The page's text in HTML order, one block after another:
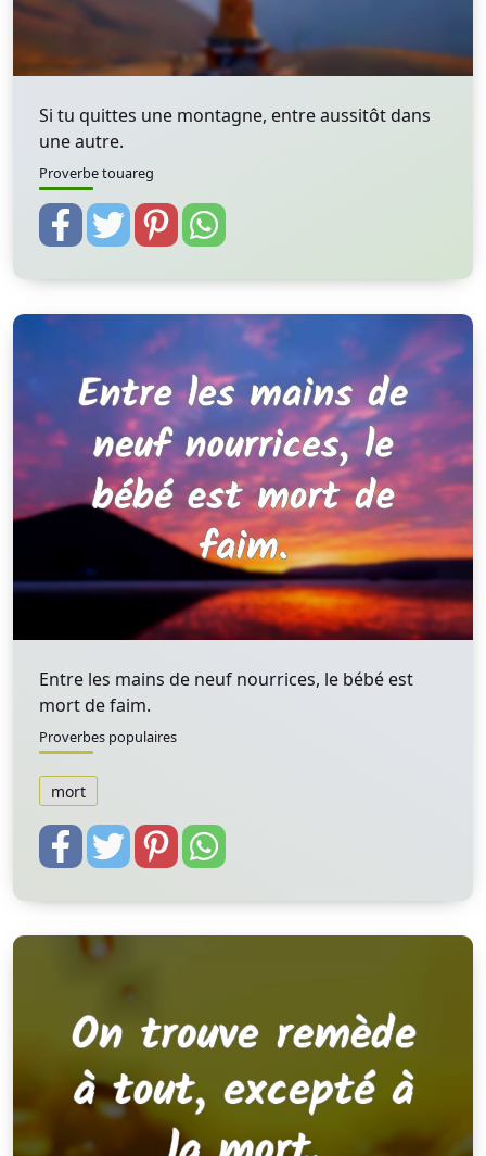
Si tu quittes une montagne, entre aussitôt dans
une autre.
Proverbe touareg
Entre les mains de neuf nourrices, le bébé est
mort de faim.
Proverbes populaires
mort